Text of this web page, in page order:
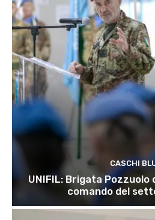
CASCHI
UNIFIL: Brigata Pozzuolo
comando del